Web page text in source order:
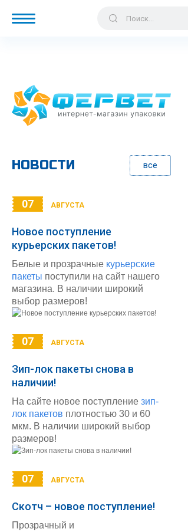
НОВОСТИ все
07 АВГУСТА
Новое поступление
курьерских пакетов!
Белые и прозрачные курьерские
пакеты поступили на сайт нашего
магазина. В наличии широкий
выбор размеров!
07 АВГУСТА
Зип-лок пакеты снова в
наличии!
На сайте новое поступление зип-
лок пакетов плотностью 30 и 60
мкм. В наличии широкий выбор
размеров!
07 АВГУСТА
Скотч – новое поступление!
Прозрачный и